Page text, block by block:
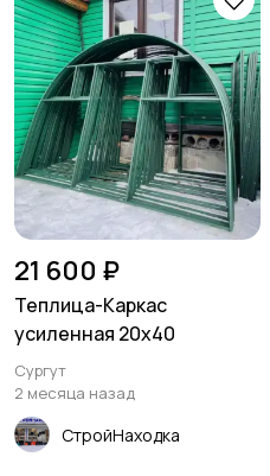
21 600 ₽
Теплица-Каркас
усиленная 20х40
Сургут
2 месяца назад
СтройНаходка